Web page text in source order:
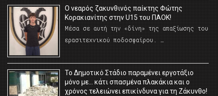
O νεαρός ζακυνθινός παίκτης Φώτης
Κορακιανίτης στην U15 του ΠΑΟΚ!
Μέσα σε αυτή την «δίνη» της απαξίωσης του
ερασιτεχνικού ποδοσφαίρου. …
Το Δημοτικό Στάδιο παραμένει εργοτάξιο
μόνο με… κάτι σπασμένα πλακάκια και ο
χρόνος τελειώνει επικίνδυνα για τη Ζάκυνθο!